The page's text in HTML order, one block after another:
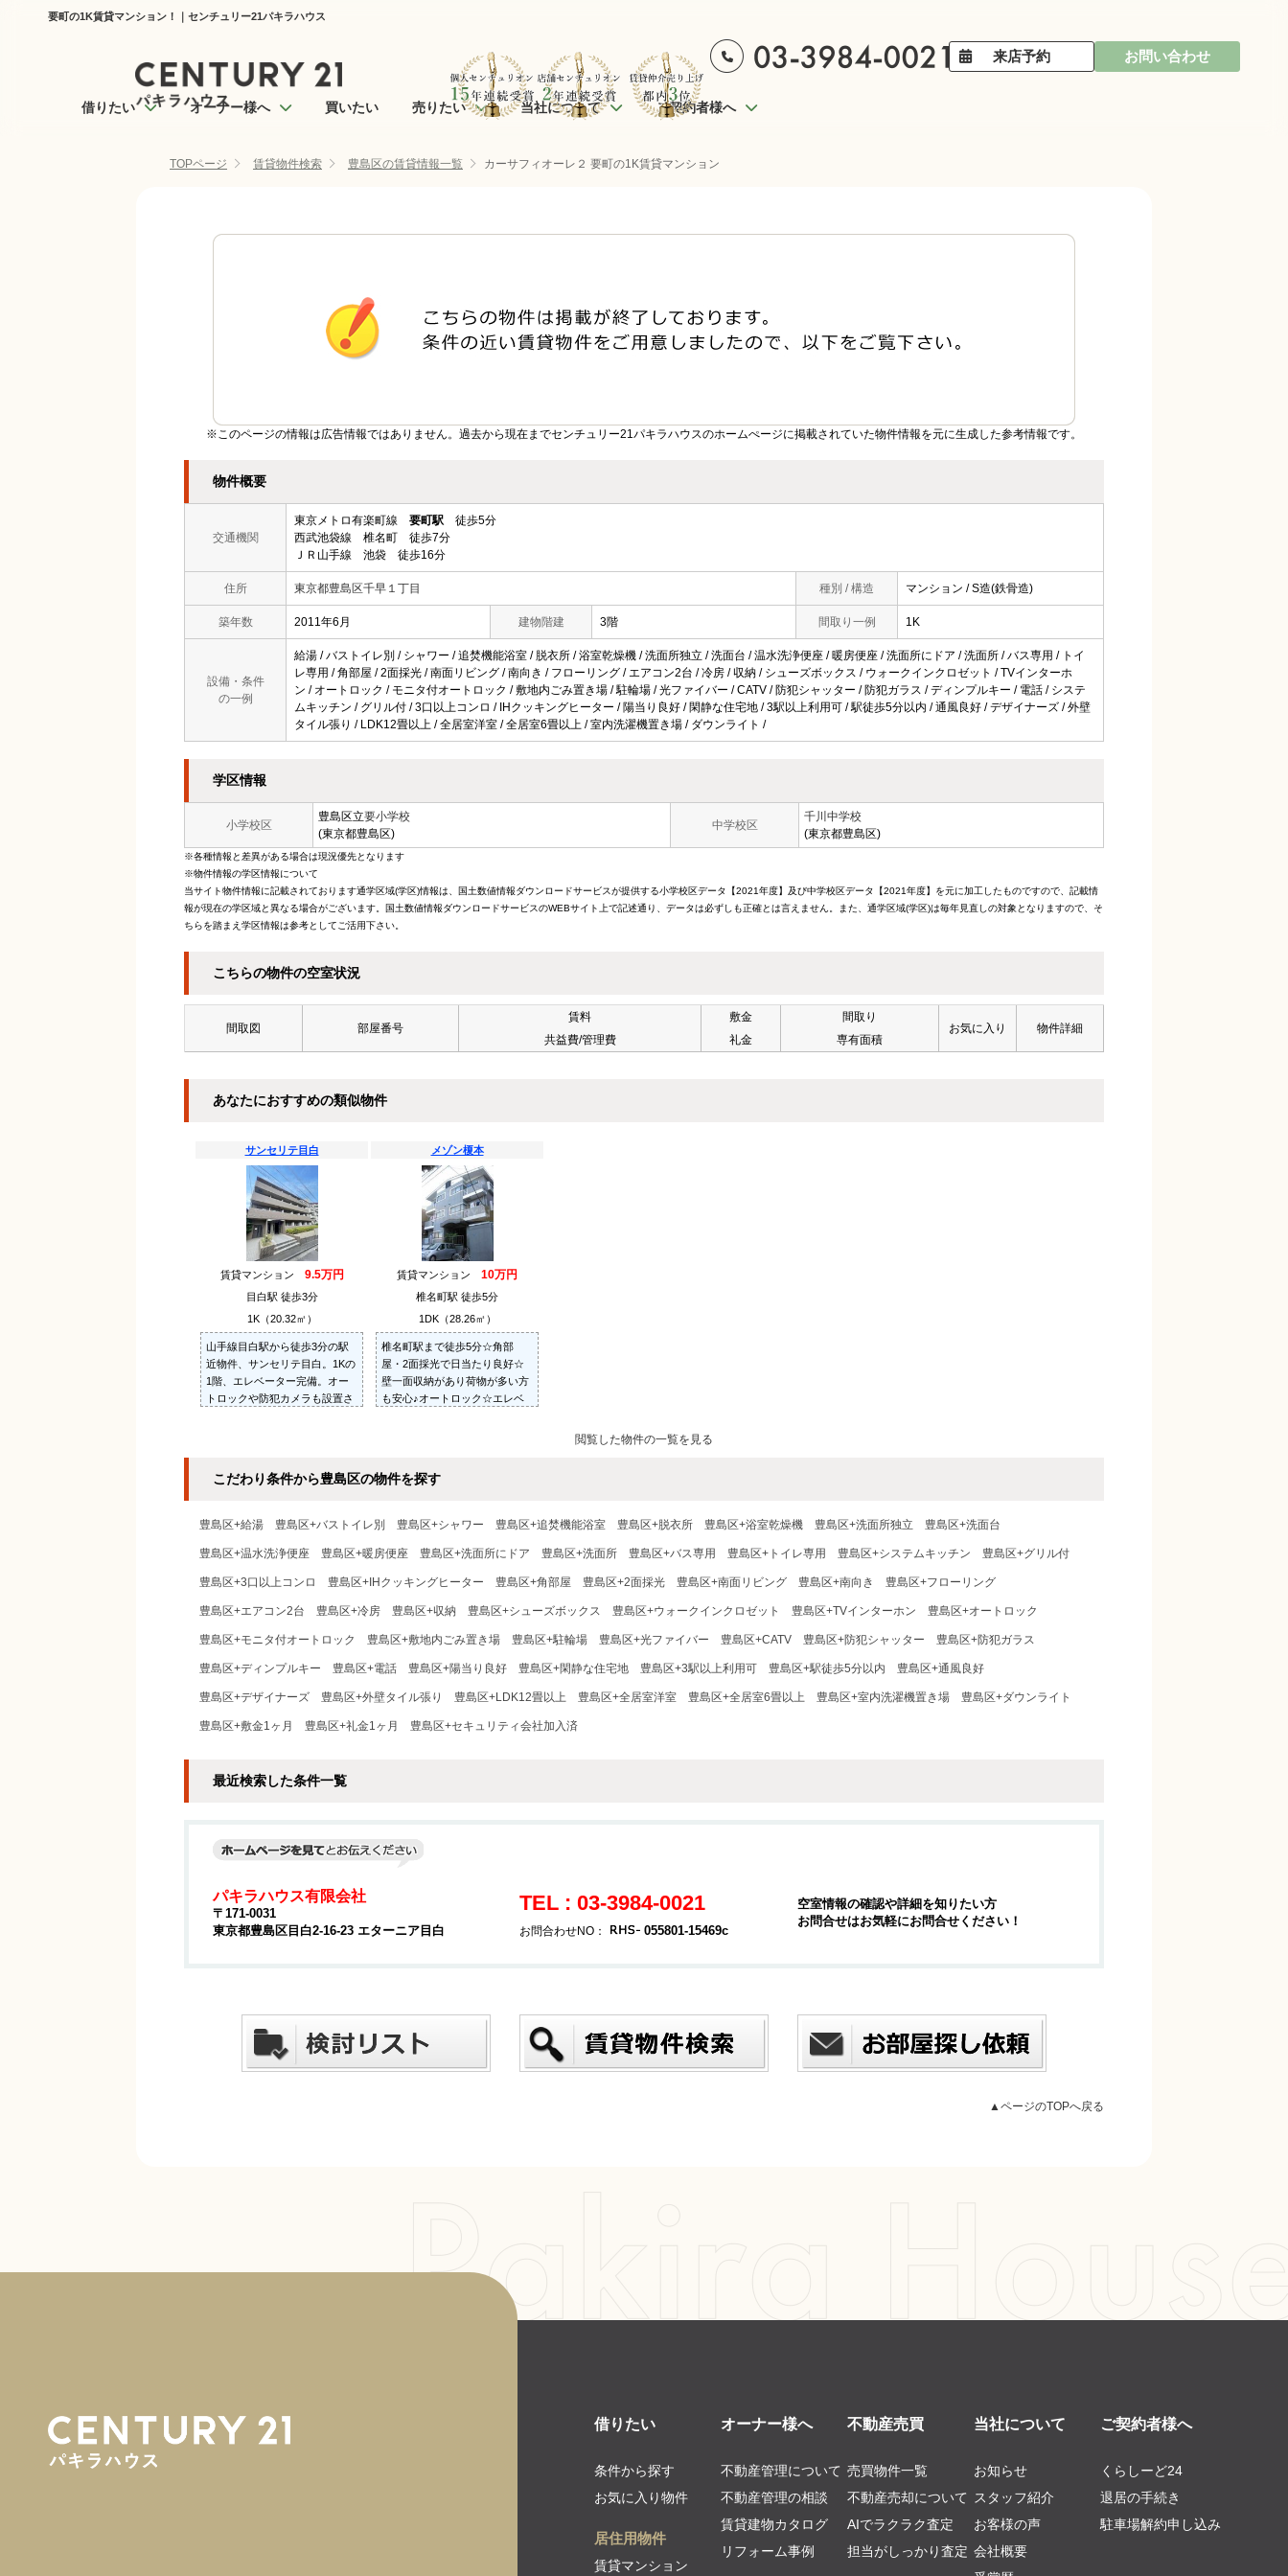
要町の1K賃貸マンション！｜センチュリー21パキラハウス
来店予約 お問い合わせ
借りたい オーナー様へ 買いたい 売りたい 当社について ご契約者様へ
TOPページ 賃貸物件検索 豊島区の賃貸情報一覧 カーサフィオーレ２ 要町の1K賃貸マンション
※このページの情報は広告情報ではありません。過去から現在までセンチュリー21パキラハウスのホームぺージに掲載されていた物件情報を元に生成した参考情報です。
物件概要
交通機関
東京メトロ有楽町線 要町駅 徒歩5分
西武池袋線 椎名町 徒歩7分
ＪＲ山手線 池袋 徒歩16分
住所 東京都豊島区千早１丁目 種別 / 構造 マンション / S造(鉄骨造)
築年数 2011年6月 建物階建 3階 間取り一例 1K
設備・条件
の一例
給湯 / バストイレ別 / シャワー / 追焚機能浴室 / 脱衣所 / 浴室乾燥機 / 洗面所独立 / 洗面台 / 温水洗浄便座 / 暖房便座 / 洗面所にドア / 洗面所 / バス専用 / トイ
レ専用 / 角部屋 / 2面採光 / 南面リビング / 南向き / フローリング / エアコン2台 / 冷房 / 収納 / シューズボックス / ウォークインクロゼット / TVインターホ
ン / オートロック / モニタ付オートロック / 敷地内ごみ置き場 / 駐輪場 / 光ファイバー / CATV / 防犯シャッター / 防犯ガラス / ディンプルキー / 電話 / システ
ムキッチン / グリル付 / 3口以上コンロ / IHクッキングヒーター / 陽当り良好 / 閑静な住宅地 / 3駅以上利用可 / 駅徒歩5分以内 / 通風良好 / デザイナーズ / 外壁
タイル張り / LDK12畳以上 / 全居室洋室 / 全居室6畳以上 / 室内洗濯機置き場 / ダウンライト /
学区情報
小学校区
豊島区立要小学校
(東京都豊島区)
中学校区
千川中学校
(東京都豊島区)
※各種情報と差異がある場合は現況優先となります
※物件情報の学区情報について
当サイト物件情報に記載されております通学区域(学区)情報は、国土数値情報ダウンロードサービスが提供する小学校区データ【2021年度】及び中学校区データ【2021年度】を元に加工したものですので、記載情
報が現在の学区域と異なる場合がございます。国土数値情報ダウンロードサービスのWEBサイト上で記述通り、データは必ずしも正確とは言えません。また、通学区域(学区)は毎年見直しの対象となりますので、そ
ちらを踏まえ学区情報は参考としてご活用下さい。
こちらの物件の空室状況
間取図 部屋番号
賃料
共益費/管理費
敷金
礼金
間取り
専有面積
お気に入り 物件詳細
あなたにおすすめの類似物件
サンセリテ目白
賃貸マンション 9.5万円
目白駅 徒歩3分
1K（20.32㎡）
山手線目白駅から徒歩3分の駅
近物件、サンセリテ目白。1Kの
1階、エレベーター完備。オー
トロックや防犯カメラも設置さ
メゾン榎本
賃貸マンション 10万円
椎名町駅 徒歩5分
1DK（28.26㎡）
椎名町駅まで徒歩5分☆角部
屋・2面採光で日当たり良好☆
壁一面収納があり荷物が多い方
も安心♪オートロック☆エレベ
閲覧した物件の一覧を見る
こだわり条件から豊島区の物件を探す
豊島区+給湯 豊島区+バストイレ別 豊島区+シャワー 豊島区+追焚機能浴室 豊島区+脱衣所 豊島区+浴室乾燥機 豊島区+洗面所独立 豊島区+洗面台
豊島区+温水洗浄便座 豊島区+暖房便座 豊島区+洗面所にドア 豊島区+洗面所 豊島区+バス専用 豊島区+トイレ専用 豊島区+システムキッチン 豊島区+グリル付
豊島区+3口以上コンロ 豊島区+IHクッキングヒーター 豊島区+角部屋 豊島区+2面採光 豊島区+南面リビング 豊島区+南向き 豊島区+フローリング
豊島区+エアコン2台 豊島区+冷房 豊島区+収納 豊島区+シューズボックス 豊島区+ウォークインクロゼット 豊島区+TVインターホン 豊島区+オートロック
豊島区+モニタ付オートロック 豊島区+敷地内ごみ置き場 豊島区+駐輪場 豊島区+光ファイバー 豊島区+CATV 豊島区+防犯シャッター 豊島区+防犯ガラス
豊島区+ディンプルキー 豊島区+電話 豊島区+陽当り良好 豊島区+閑静な住宅地 豊島区+3駅以上利用可 豊島区+駅徒歩5分以内 豊島区+通風良好
豊島区+デザイナーズ 豊島区+外壁タイル張り 豊島区+LDK12畳以上 豊島区+全居室洋室 豊島区+全居室6畳以上 豊島区+室内洗濯機置き場 豊島区+ダウンライト
豊島区+敷金1ヶ月 豊島区+礼金1ヶ月 豊島区+セキュリティ会社加入済
最近検索した条件一覧
パキラハウス有限会社
〒171-0031
東京都豊島区目白2-16-23 エターニア目白
TEL : 03-3984-0021
お問合わせNO： 055801-15469c
空室情報の確認や詳細を知りたい方
お問合せはお気軽にお問合せください！
▲ページのTOPへ戻る
借りたい
条件から探す
お気に入り物件
居住用物件
賃貸マンション
オーナー様へ
不動産管理について
不動産管理の相談
賃貸建物カタログ
リフォーム事例
不動産売買
売買物件一覧
不動産売却について
AIでラクラク査定
担当がしっかり査定
当社について
お知らせ
スタッフ紹介
お客様の声
会社概要
ご契約者様へ
くらしーど24
退居の手続き
駐車場解約申し込み